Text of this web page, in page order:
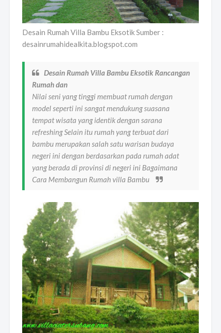
Desain Rumah Villa Bambu Eksotik Sumber :
desainrumahidealkita.blogspot.com
Desain Rumah Villa Bambu Eksotik Rancangan
Rumah dan
Nilai seni yang tinggi membuat rumah dengan
model seperti ini sangat mendukung suasana
tempat wisata yang identik dengan sarana
refreshing Selain itu rumah yang terbuat dari
bambu merupakan salah satu warisan budaya
negeri ini dengan berdasarkan pada rumah adat
yang berada di provinsi di negeri ini Bagaimana
Cara Membangun Rumah villa Bambu